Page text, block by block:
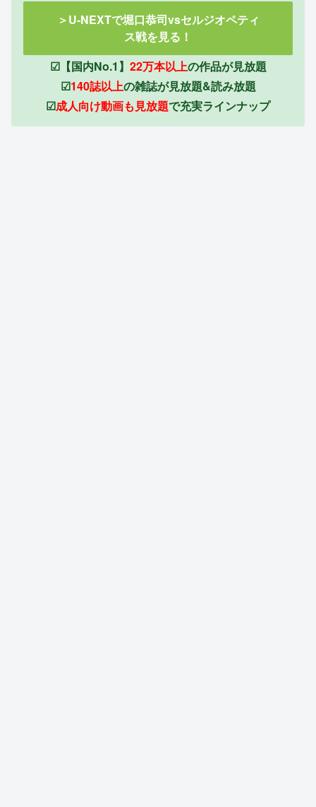
＞U-NEXTで堀口恭司vsセルジオペティ
ス戦を見る！
☑【国内No.1】 22万本以上の作品が見放題
☑140誌以上の雑誌が見放題&読み放題
☑成人向け動画も見放題で充実ラインナップ